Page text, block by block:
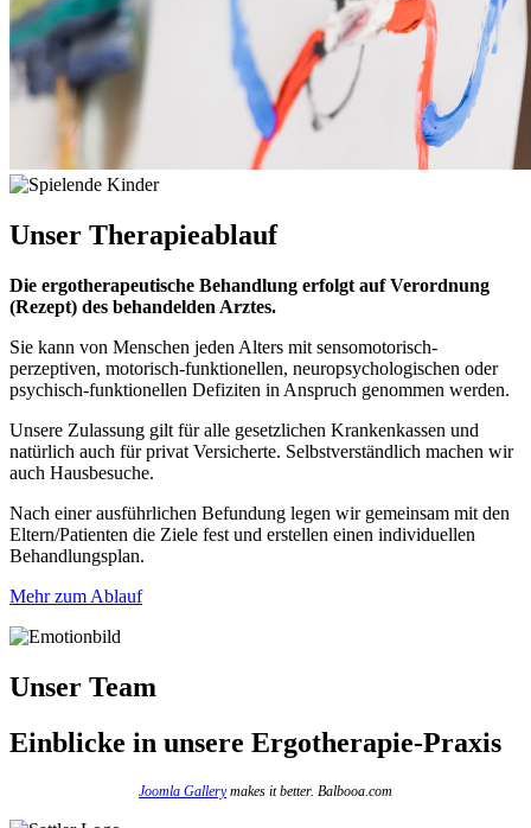
Unser Therapieablauf
Die ergotherapeutische Behandlung erfolgt auf Verordnung
(Rezept) des behandelden Arztes.
Sie kann von Menschen jeden Alters mit sensomotorisch-
perzeptiven, motorisch-funktionellen, neuropsychologischen oder
psychisch-funktionellen Defiziten in Anspruch genommen werden.
Unsere Zulassung gilt für alle gesetzlichen Krankenkassen und
natürlich auch für privat Versicherte. Selbstverständlich machen wir
auch Hausbesuche.
Nach einer ausführlichen Befundung legen wir gemeinsam mit den
Eltern/Patienten die Ziele fest und erstellen einen individuellen
Behandlungsplan.
Mehr zum Ablauf
Unser Team
Einblicke in unsere Ergotherapie-Praxis
Joomla Gallerymakes it better. Balbooa.com